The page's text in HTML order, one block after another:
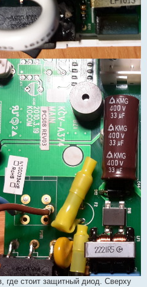
где стоит защитный диод. Сверху